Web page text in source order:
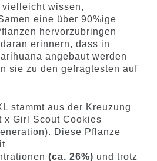
wissen,
eine über 90%ige
hervorzubringen
erinnern, dass in
angebaut werden
sie zu den gefragtesten auf
stammt aus der Kreuzung
x Girl Scout Cookies
Diese Pflanze
(ca. 26%) und trotz